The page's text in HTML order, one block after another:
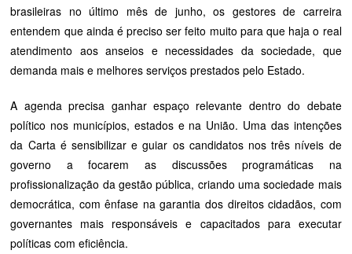
brasileiras no último mês de junho, os gestores de carreira
entendem que ainda é preciso ser feito muito para que haja o real
atendimento aos anseios e necessidades da sociedade, que
demanda mais e melhores serviços prestados pelo Estado.
A agenda precisa ganhar espaço relevante dentro do debate
político nos municípios, estados e na União. Uma das intenções
da Carta é sensibilizar e guiar os candidatos nos três níveis de
governo a focarem as discussões programáticas na
profissionalização da gestão pública, criando uma sociedade mais
democrática, com ênfase na garantia dos direitos cidadãos, com
governantes mais responsáveis e capacitados para executar
políticas com eficiência.